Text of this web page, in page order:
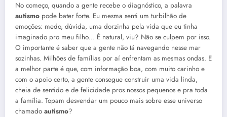
No começo, quando a gente recebe o diagnóstico, a palavra
autismo pode bater forte. Eu mesma senti um turbilhão de
emoções: medo, dúvida, uma dorzinha pela vida que eu tinha
imaginado pro meu filho… É natural, viu? Não se culpem por isso.
O importante é saber que a gente não tá navegando nesse mar
sozinhas. Milhões de famílias por aí enfrentam as mesmas ondas. E
a melhor parte é que, com informação boa, com muito carinho e
com o apoio certo, a gente consegue construir uma vida linda,
cheia de sentido e de felicidade pros nossos pequenos e pra toda
a família. Topam desvendar um pouco mais sobre esse universo
chamado autismo?